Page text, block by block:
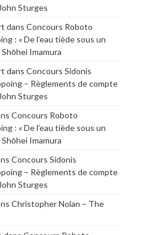
Sturges
dans Concours Roboto
: « De l’eau tiède sous un
Imamura
dans Concours Sidonis
– Règlements de compte
Sturges
Concours Roboto
: « De l’eau tiède sous un
Imamura
Concours Sidonis
– Règlements de compte
Sturges
Christopher Nolan – The